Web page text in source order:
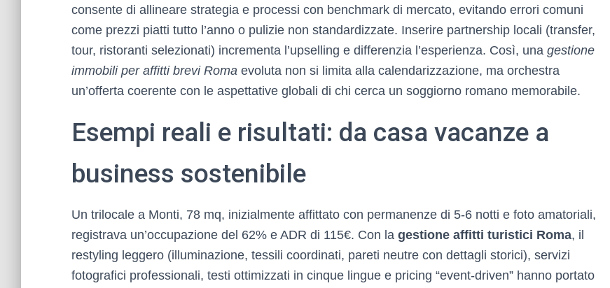
consente di allineare strategia e processi con benchmark di mercato, evitando errori comuni
come prezzi piatti tutto l’anno o pulizie non standardizzate. Inserire partnership locali (transfer,
tour, ristoranti selezionati) incrementa l’upselling e differenzia l’esperienza. Così, una gestione
immobili per affitti brevi Roma evoluta non si limita alla calendarizzazione, ma orchestra
un’offerta coerente con le aspettative globali di chi cerca un soggiorno romano memorabile.
Esempi reali e risultati: da casa vacanze a
business sostenibile
Un trilocale a Monti, 78 mq, inizialmente affittato con permanenze di 5-6 notti e foto amatoriali,
registrava un’occupazione del 62% e ADR di 115€. Con la gestione affitti turistici Roma, il
restyling leggero (illuminazione, tessili coordinati, pareti neutre con dettagli storici), servizi
fotografici professionali, testi ottimizzati in cinque lingue e pricing “event-driven” hanno portato